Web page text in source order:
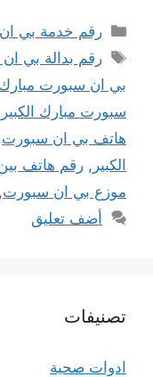
التصنيفات
رقم خدمة بي
الوسوم
رقم بدالة بي
بي ان سبورت مبارك
سبورت مبارك الكبير
هاتف بي ان سبورت,
الكبير , رقم هاتف
موزع بي ان سبورت,
أضف تعليق
تصنيفات
ادوات صحية